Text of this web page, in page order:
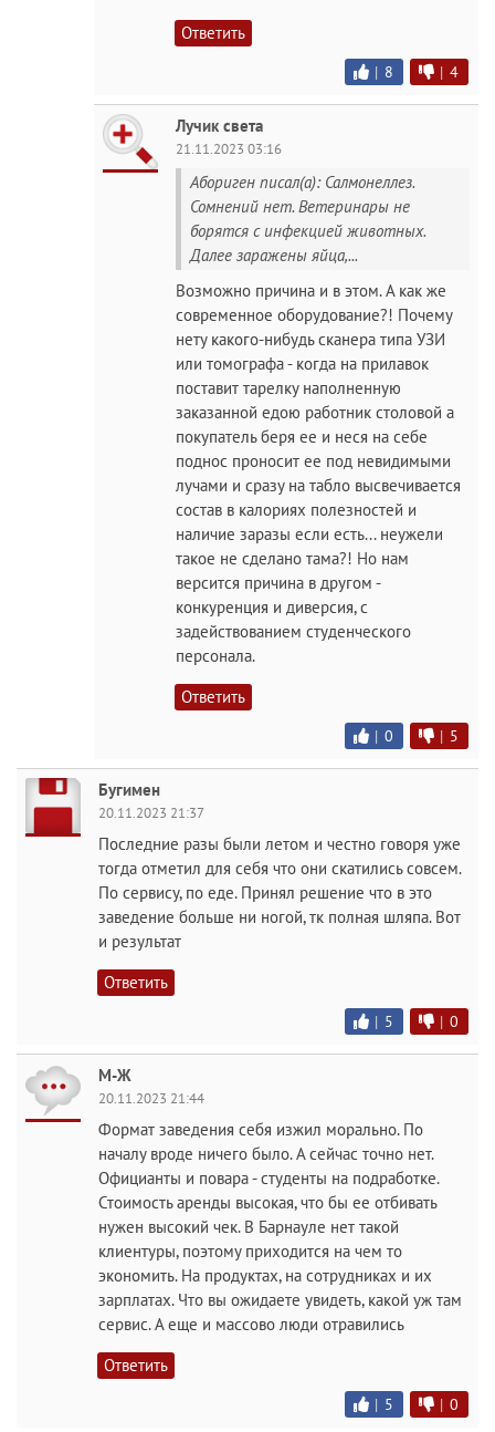
Ответить
| 8 | 4
Лучик света
21.11.2023 03:16
Абориген писал(а): Салмонеллез.
Сомнений нет. Ветеринары не
борятся с инфекцией животных.
Далее заражены яйца,...
Возможно причина и в этом. А как же
современное оборудование?! Почему
нету какого-нибудь сканера типа УЗИ
или томографа - когда на прилавок
поставит тарелку наполненную
заказанной едою работник столовой а
покупатель беря ее и неся на себе
поднос проносит ее под невидимыми
лучами и сразу на табло высвечивается
состав в калориях полезностей и
наличие заразы если есть... неужели
такое не сделано тама?! Но нам
версится причина в другом -
конкуренция и диверсия, с
задействованием студенческого
персонала.
Ответить
| 0 | 5
Бугимен
20.11.2023 21:37
Последние разы были летом и честно говоря уже
тогда отметил для себя что они скатились совсем.
По сервису, по еде. Принял решение что в это
заведение больше ни ногой, тк полная шляпа. Вот
и результат
Ответить
| 5 | 0
М-Ж
20.11.2023 21:44
Формат заведения себя изжил морально. По
началу вроде ничего было. А сейчас точно нет.
Официанты и повара - студенты на подработке.
Стоимость аренды высокая, что бы ее отбивать
нужен высокий чек. В Барнауле нет такой
клиентуры, поэтому приходится на чем то
экономить. На продуктах, на сотрудниках и их
зарплатах. Что вы ожидаете увидеть, какой уж там
сервис. А еще и массово люди отравились
Ответить
| 5 | 0